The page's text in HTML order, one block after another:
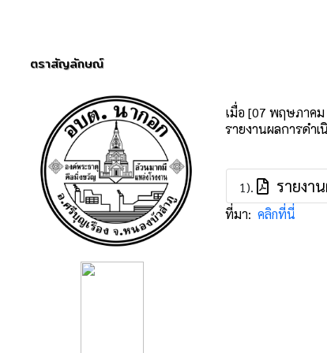
ตราสัญลักษณ์
เมื่อ [07 พฤษภาค
รายงานผลการดำ
1). รายงา
ที่มา: คลิกที่นี่